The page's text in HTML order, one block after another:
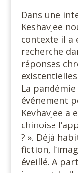
Dans une
Keshavjee
contexte il a
recherche
réponses
La
événement
Kevhavjee a
chinoise
? ». Déjà
fiction,
éveillé. A